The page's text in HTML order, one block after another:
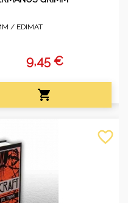
/ EDIMAT
9,45 €

favorite_border